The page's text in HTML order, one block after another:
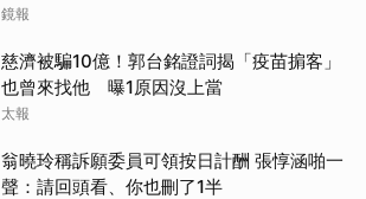
哭網
鏡報
慈濟被騙10億！郭台銘證詞揭「疫苗掮客」
也曾來找他 曝1原因沒上當
太報
翁曉玲稱訴願委員可領按日計酬 張惇涵啪一
聲：請回頭看、你也刪了1半